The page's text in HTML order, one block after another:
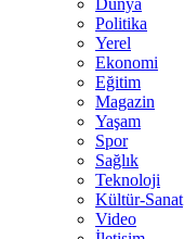
Dünya
Politika
Yerel
Ekonomi
Eğitim
Magazin
Yaşam
Spor
Sağlık
Teknoloji
Kültür-Sanat
Video